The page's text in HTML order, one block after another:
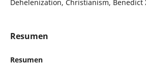
Dehelenization, Christianism, Benedict
Resumen
Resumen